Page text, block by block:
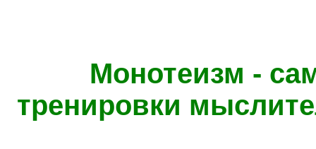
Монотеизм -
тренировки